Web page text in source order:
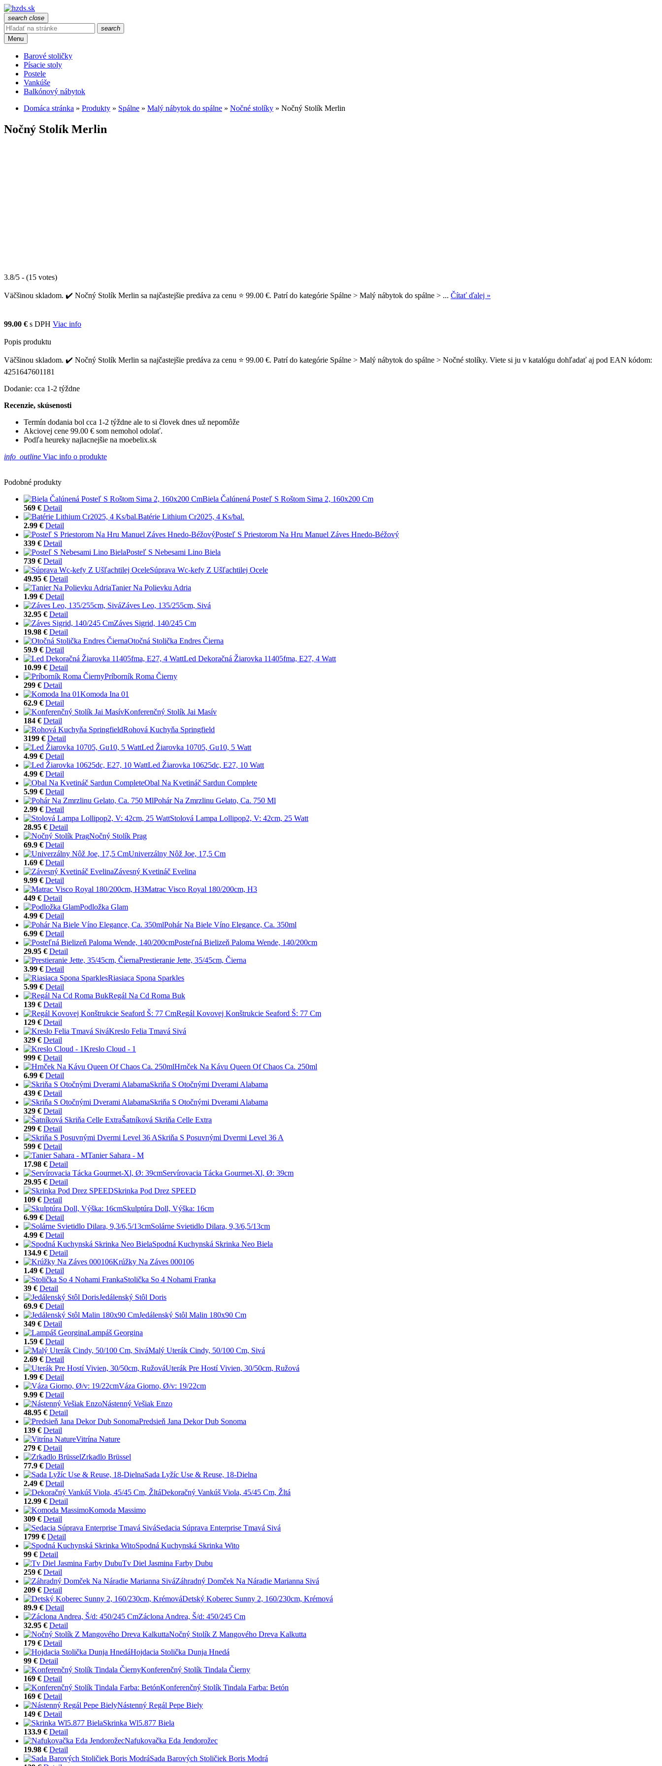
search close
search
Menu
Barové stoličky
Písacie stoly
Postele
Vankúše
Balkónový nábytok
Domáca stránka » Produkty » Spálne » Malý nábytok do spálne » Nočné stolíky » Nočný Stolík Merlin
Nočný Stolík Merlin
3.8/5 - (15 votes)
Väčšinou skladom. ✔️ Nočný Stolík Merlin sa najčastejšie predáva za cenu ⭐ 99.00 €. Patrí do kategórie Spálne > Malý nábytok do spálne > ... Čítať ďalej »
99.00 € s DPH Viac info
Popis produktu
Väčšinou skladom. ✔️ Nočný Stolík Merlin sa najčastejšie predáva za cenu ⭐ 99.00 €. Patrí do kategórie Spálne > Malý nábytok do spálne > Nočné stolíky. Viete si ju v katalógu dohľadať aj pod EAN kódom:
4251647601181
Dodanie: cca 1-2 týždne
Recenzie, skúsenosti
Termín dodania bol cca 1-2 týždne ale to si človek dnes už nepomôže
Akciovej cene 99.00 € som nemohol odolať.
Podľa heureky najlacnejšie na moebelix.sk
info_outline Viac info o produkte
Podobné produkty
Biela Čalúnená Posteľ S Roštom Sima 2, 160x200 Cm
569 € Detail
Batérie Lithium Cr2025, 4 Ks/bal.
2.99 € Detail
Posteľ S Priestorom Na Hru Manuel Záves Hnedo-Béžový
339 € Detail
Posteľ S Nebesami Lino Biela
739 € Detail
Súprava Wc-kefy Z Ušľachtilej Ocele
49.95 € Detail
Tanier Na Polievku Adria
1.99 € Detail
Záves Leo, 135/255cm, Sivá
32.95 € Detail
Záves Sigrid, 140/245 Cm
19.98 € Detail
Otočná Stolička Endres Čierna
59.9 € Detail
Led Dekoračná Žiarovka 11405fma, E27, 4 Watt
10.99 € Detail
Príborník Roma Čierny
299 € Detail
Komoda Ina 01
62.9 € Detail
Konferenčný Stolík Jai Masív
184 € Detail
Rohová Kuchyňa Springfield
3199 € Detail
Led Žiarovka 10705, Gu10, 5 Watt
4.99 € Detail
Led Žiarovka 10625dc, E27, 10 Watt
4.99 € Detail
Obal Na Kvetináč Sardun Complete
5.99 € Detail
Pohár Na Zmrzlinu Gelato, Ca. 750 Ml
2.99 € Detail
Stolová Lampa Lollipop2, V: 42cm, 25 Watt
28.95 € Detail
Nočný Stolík Prag
69.9 € Detail
Univerzálny Nôž Joe, 17,5 Cm
1.69 € Detail
Závesný Kvetináč Evelina
9.99 € Detail
Matrac Visco Royal 180/200cm, H3
449 € Detail
Podložka Glam
4.99 € Detail
Pohár Na Biele Víno Elegance, Ca. 350ml
6.99 € Detail
Posteľná Bielizeň Paloma Wende, 140/200cm
29.95 € Detail
Prestieranie Jette, 35/45cm, Čierna
3.99 € Detail
Riasiaca Spona Sparkles
5.99 € Detail
Regál Na Cd Roma Buk
139 € Detail
Regál Kovovej Konštrukcie Seaford Š: 77 Cm
129 € Detail
Kreslo Felia Tmavá Sivá
329 € Detail
Kreslo Cloud - 1
999 € Detail
Hrnček Na Kávu Queen Of Chaos Ca. 250ml
6.99 € Detail
Skriňa S Otočnými Dverami Alabama
439 € Detail
Skriňa S Otočnými Dverami Alabama
329 € Detail
Šatníková Skriňa Celle Extra
299 € Detail
Skriňa S Posuvnými Dvermi Level 36 A
599 € Detail
Tanier Sahara - M
17.98 € Detail
Servírovacia Tácka Gourmet-Xl, Ø: 39cm
29.95 € Detail
Skrinka Pod Drez SPEED
109 € Detail
Skulptúra Doll, Výška: 16cm
6.99 € Detail
Solárne Svietidlo Dilara, 9,3/6,5/13cm
4.99 € Detail
Spodná Kuchynská Skrinka Neo Biela
134.9 € Detail
Krúžky Na Záves 000106
1.49 € Detail
Stolička So 4 Nohami Franka
39 € Detail
Jedálenský Stôl Doris
69.9 € Detail
Jedálenský Stôl Malin 180x90 Cm
349 € Detail
Lampáš Georgina
1.59 € Detail
Malý Uterák Cindy, 50/100 Cm, Sivá
2.69 € Detail
Uterák Pre Hostí Vivien, 30/50cm, Ružová
1.99 € Detail
Váza Giorno, Ø/v: 19/22cm
9.99 € Detail
Nástenný Vešiak Enzo
48.95 € Detail
Predsieň Jana Dekor Dub Sonoma
139 € Detail
Vitrína Nature
279 € Detail
Zrkadlo Brüssel
77.9 € Detail
Sada Lyžíc Use & Reuse, 18-Dielna
2.49 € Detail
Dekoračný Vankúš Viola, 45/45 Cm, Žltá
12.99 € Detail
Komoda Massimo
309 € Detail
Sedacia Súprava Enterprise Tmavá Sivá
1799 € Detail
Spodná Kuchynská Skrinka Wito
99 € Detail
Tv Diel Jasmina Farby Dubu
259 € Detail
Záhradný Domček Na Náradie Marianna Sivá
209 € Detail
Detský Koberec Sunny 2, 160/230cm, Krémová
89.9 € Detail
Záclona Andrea, Š/d: 450/245 Cm
32.95 € Detail
Nočný Stolík Z Mangového Dreva Kalkutta
179 € Detail
Hojdacia Stolička Dunja Hnedá
99 € Detail
Konferenčný Stolík Tindala Čierny
169 € Detail
Konferenčný Stolík Tindala Farba: Betón
169 € Detail
Nástenný Regál Pepe Biely
149 € Detail
Skrinka Wl5.877 Biela
133.9 € Detail
Nafukovačka Eda Jendorožec
19.98 € Detail
Sada Barových Stoličiek Boris Modrá